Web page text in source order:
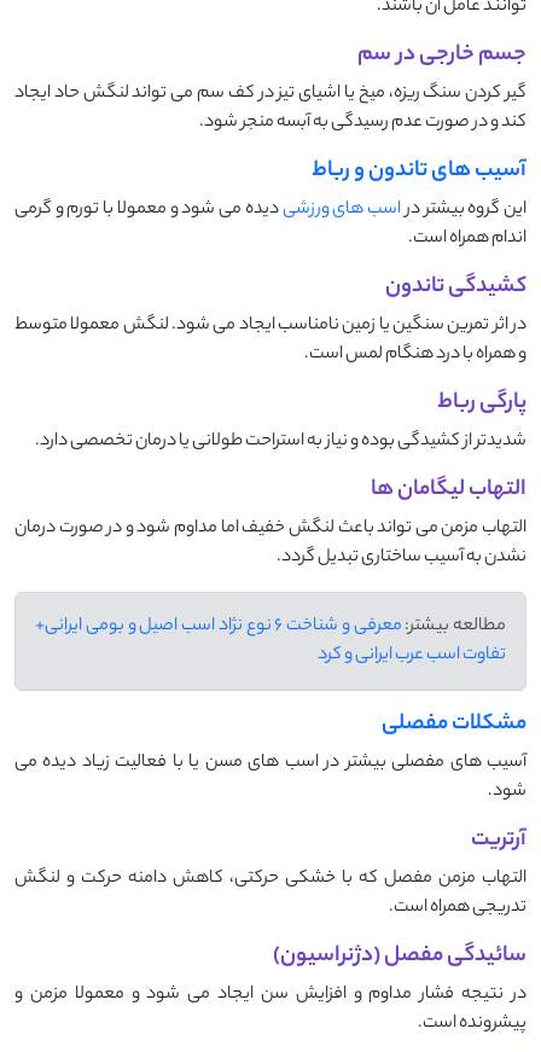
‌توانند عامل آن باشند.
جسم خارجی در سم
گیر کردن سنگ‌ ریزه، میخ یا اشیای تیز در کف سم می ‌تواند لنگش حاد ایجاد
کند و در صورت عدم رسیدگی به آبسه منجر شود.
آسیب ‌های تاندون و رباط
این گروه بیشتر دراسب ‌های ورزشیدیده می ‌شود و معمولا با تورم و گرمی
اندام همراه است.
کشیدگی تاندون
در اثر تمرین سنگین یا زمین نامناسب ایجاد می‌ شود. لنگش معمولا متوسط
و همراه با درد هنگام لمس است.
پارگی رباط
شدیدتر از کشیدگی بوده و نیاز به استراحت طولانی یا درمان تخصصی دارد.
التهاب لیگامان ‌ها
التهاب مزمن می ‌تواند باعث لنگش خفیف اما مداوم شود و در صورت درمان
نشدن به آسیب ساختاری تبدیل گردد.
مطالعه بیشتر:
معرفی و شناخت 6 نوع نژاد اسب اصیل و بومی ایرانی+
تفاوت اسب عرب ایرانی و کرد
مشکلات مفصلی
آسیب‌ های مفصلی بیشتر در اسب ‌های مسن یا با فعالیت زیاد دیده می
‌شود.
آرتریت
التهاب مزمن مفصل که با خشکی حرکتی، کاهش دامنه حرکت و لنگش
تدریجی همراه است.
سائیدگی مفصل (دژنراسیون)
در نتیجه فشار مداوم و افزایش سن ایجاد می ‌شود و معمولا مزمن و
پیشرونده است.